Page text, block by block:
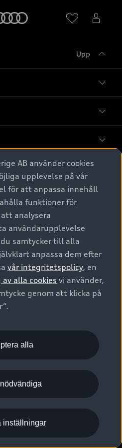
Upp
som nya
Audi
påverkas min bil av detta?
om dataläcka
Rights Reserved.
Audi AG
AB använder cookies
upplevelse på vår
för att anpassa innehåll
funktioner för
analysera
användarupplevelse
samtycker till alla
anpassa dem efter
vår integritetspolicy, en
alla cookies vi använder,
genom att klicka på
alla
inställningar